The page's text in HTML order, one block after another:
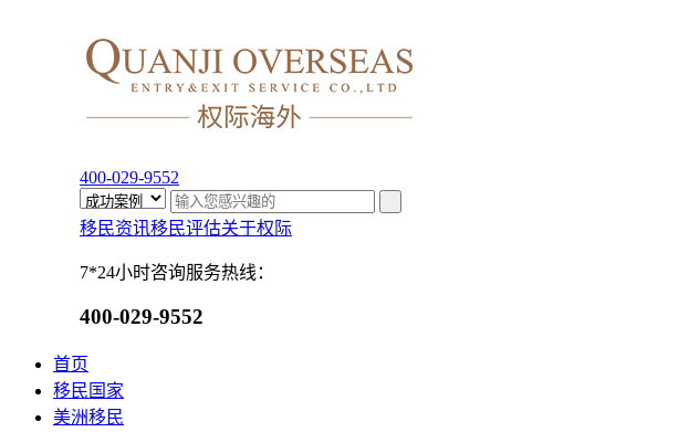
400-029-9552
移民资讯移民评估关于权际
7*24小时咨询服务热线：
400-029-9552
首页
移民国家
美洲移民